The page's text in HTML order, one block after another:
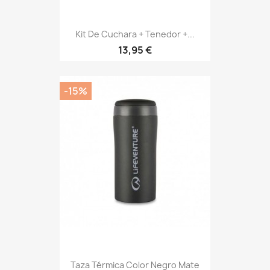
Kit De Cuchara + Tenedor +...
Precio
13,95 €
Taza Térmica Color Negro Mate
-15%